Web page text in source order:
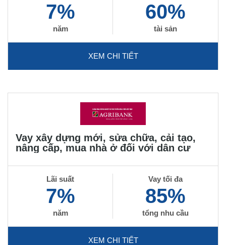
7%
năm
60%
tài sản
XEM CHI TIẾT
Vay xây dựng mới, sửa chữa, cải tạo,
nâng cấp, mua nhà ở đối với dân cư
Lãi suất
7%
năm
Vay tối đa
85%
tổng nhu cầu
XEM CHI TIẾT